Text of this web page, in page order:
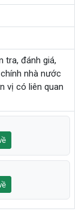
tra, đánh giá,
nhà nước
vị có liên quan